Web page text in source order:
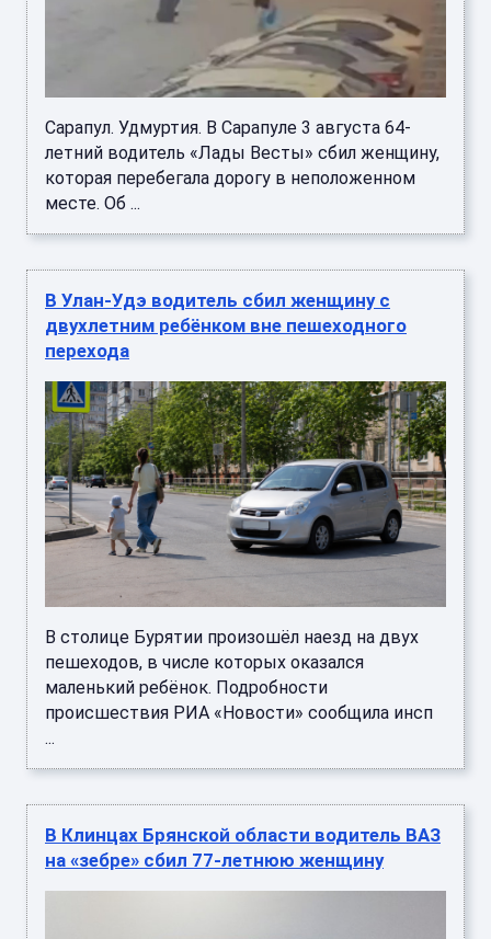
Сарапул. Удмуртия. В Сарапуле 3 августа 64-
летний водитель «Лады Весты» сбил женщину,
которая перебегала дорогу в неположенном
месте. Об ...
В Улан-Удэ водитель сбил женщину с
двухлетним ребёнком вне пешеходного
перехода
В столице Бурятии произошёл наезд на двух
пешеходов, в числе которых оказался
маленький ребёнок. Подробности
происшествия РИА «Новости» сообщила инсп
...
В Клинцах Брянской области водитель ВАЗ
на «зебре» сбил 77-летнюю женщину